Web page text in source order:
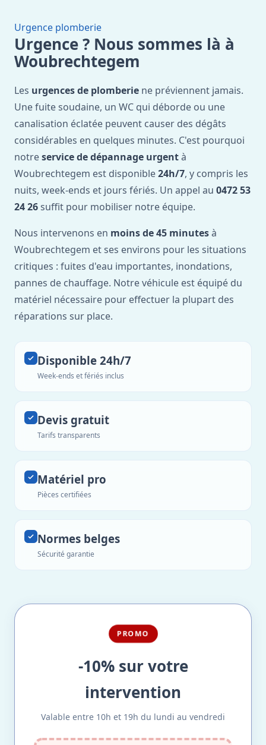
Urgence plomberie
Urgence ? Nous sommes là à
Woubrechtegem
Les urgences de plomberie ne préviennent jamais.
Une fuite soudaine, un WC qui déborde ou une
canalisation éclatée peuvent causer des dégâts
considérables en quelques minutes. C'est pourquoi
notreservice de dépannage urgentà
Woubrechtegem est disponible24h/7, y compris les
nuits, week-ends et jours fériés. Un appel au 0472 53
24 26 suffit pour mobiliser notre équipe.
Nous intervenons en moins de 45 minutesà
Woubrechtegem et ses environs pour les situations
critiques : fuites d'eau importantes, inondations,
pannes de chauffage. Notre véhicule est équipé du
matériel nécessaire pour effectuer la plupart des
réparations sur place.
Disponible 24h/7
Week-ends et fériés inclus
Devis gratuit
Tarifs transparents
Matériel pro
Pièces certifiées
Normes belges
Sécurité garantie
PROMO
-10% sur votre
intervention
Valable entre 10h et 19h du lundi au vendredi